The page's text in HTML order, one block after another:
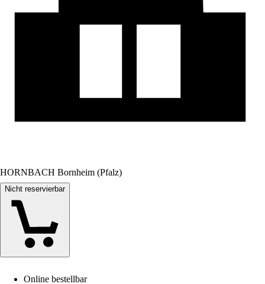
HORNBACH Bornheim (Pfalz)
Nicht reservierbar
Online bestellbar